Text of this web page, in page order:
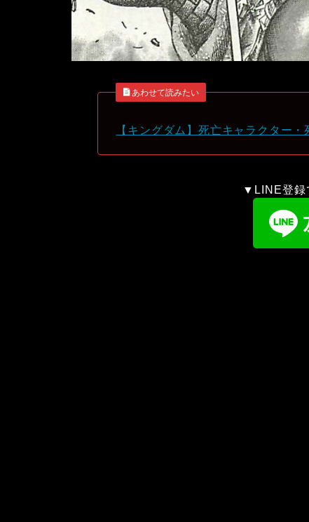
あわせて読みたい
【キングダム】死亡キャラクター・
▼LINE登録